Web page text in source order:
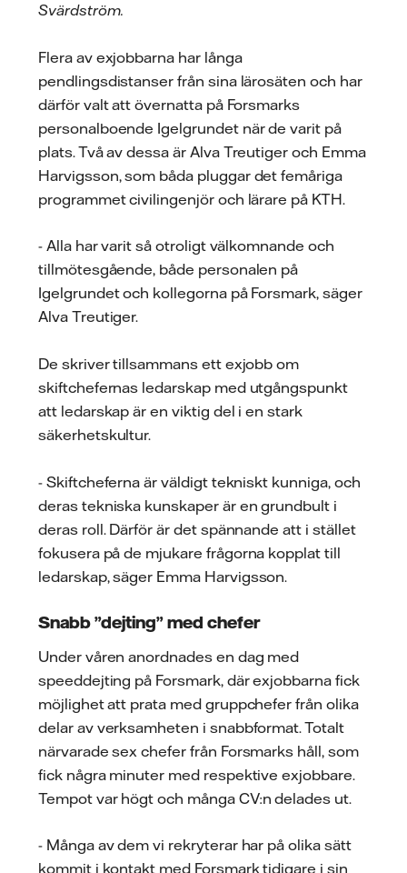
Svärdström.
Flera av exjobbarna har långa
pendlingsdistanser från sina lärosäten och har
därför valt att övernatta på Forsmarks
personalboende Igelgrundet när de varit på
plats. Två av dessa är Alva Treutiger och Emma
Harvigsson, som båda pluggar det femåriga
programmet civilingenjör och lärare på KTH.
- Alla har varit så otroligt välkomnande och
tillmötesgående, både personalen på
Igelgrundet och kollegorna på Forsmark, säger
Alva Treutiger.
De skriver tillsammans ett exjobb om
skiftchefernas ledarskap med utgångspunkt
att ledarskap är en viktig del i en stark
säkerhetskultur.
- Skiftcheferna är väldigt tekniskt kunniga, och
deras tekniska kunskaper är en grundbult i
deras roll. Därför är det spännande att i stället
fokusera på de mjukare frågorna kopplat till
ledarskap, säger Emma Harvigsson.
Snabb ”dejting” med chefer
Under våren anordnades en dag med
speeddejting på Forsmark, där exjobbarna fick
möjlighet att prata med gruppchefer från olika
delar av verksamheten i snabbformat. Totalt
närvarade sex chefer från Forsmarks håll, som
fick några minuter med respektive exjobbare.
Tempot var högt och många CV:n delades ut.
- Många av dem vi rekryterar har på olika sätt
kommit i kontakt med Forsmark tidigare i sin